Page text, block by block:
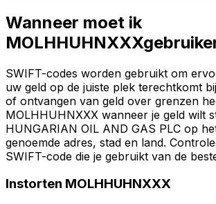
Wanneer moet ik
SWIFT-codes worden gebruikt om
uw geld op de juiste plek terechtkomt
of ontvangen van geld over grenzen
MOLHHUHNXXX wanneer je geld wilt
HUNGARIAN OIL AND GAS PLC op
genoemde adres, stad en land.
SWIFT-code die je gebruikt van de
Instorten MOLHHUHNXXX